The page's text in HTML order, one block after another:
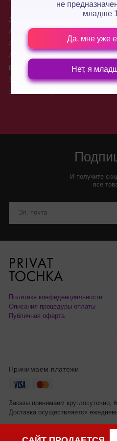
не
младше
Да, мне уже
Нет, я
Для двоих
Анальные стимуляторы
Анальные пробки
Анальные шарики, цепочки
Вибраторы для двоих
Электростимуляторы
Эротические игры
И получите
все
Политика конфиденциальности
Описания процедуры оплаты
Публичная оферта
Принимаем платежи
Заказы принимаем круглосуточно,
Доставка осуществляется